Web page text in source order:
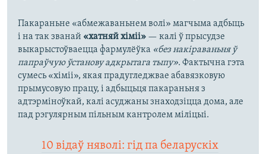
Пакараньне «абмежаваньнем волі» магчыма адбыць
і на так званай «хатняй хіміі» — калі ў прысудзе
выкарыстоўваецца фармулёўка «без накіраваньня ў
папраўчую ўстанову адкрытага тыпу». Фактычна гэта
сумесь «хіміі», якая прадугледжвае абавязковую
прымусовую працу, і адбыцьця пакараньня з
адтэрміноўкай, калі асуджаны знаходзіцца дома, але
пад рэгулярным пільным кантролем міліцыі.
10 відаў няволі: гід па беларускіх